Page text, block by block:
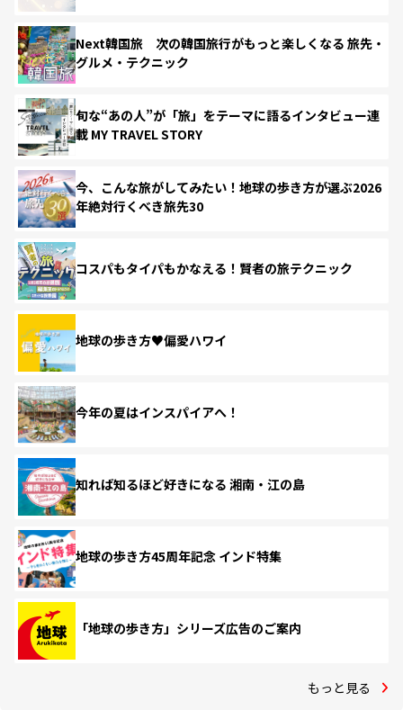
Next韓国旅 次の韓国旅行がもっと楽しくなる 旅先・
グルメ・テクニック
旬な“あの人”が「旅」をテーマに語るインタビュー連
載 MY TRAVEL STORY
今、こんな旅がしてみたい！地球の歩き方が選ぶ2026
年絶対行くべき旅先30
コスパもタイパもかなえる！賢者の旅テクニック
地球の歩き方♥偏愛ハワイ
今年の夏はインスパイアへ！
知れば知るほど好きになる 湘南・江の島
地球の歩き方45周年記念 インド特集
「地球の歩き方」シリーズ広告のご案内
もっと見る